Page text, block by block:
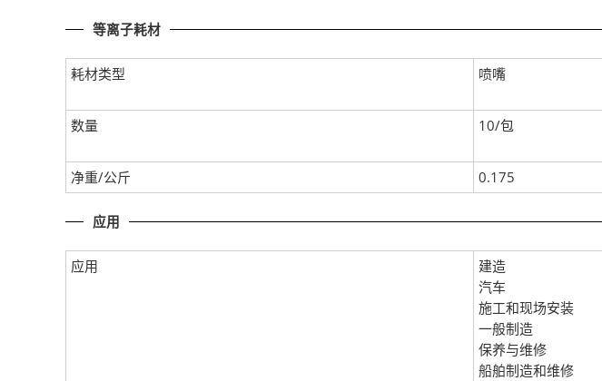
等离子耗材
耗材类型 喷嘴
数量 10/包
净重/公斤 0.175
应用
应用
建造
汽车
施工和现场安装
一般制造
保养与维修
船舶制造和维修